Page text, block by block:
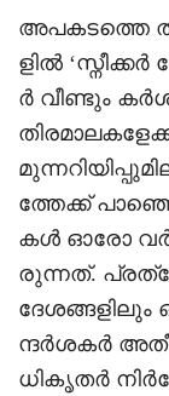
അപകടത്തെ
ളിൽ
ർ വീണ്ടും
ത്തേക്ക്
കൾ ഓരോ
രുന്നത്.
ദേശങ്ങളിലും
ന്ദർശകർ
ധികൃതർ